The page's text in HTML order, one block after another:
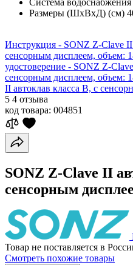
Размеры (ШхВхД) (см)
Инструкция - SONZ Z-Clave II
сенсорным дисплеем, объем:
удостоверение - SONZ Z-
сенсорным дисплеем, объем:
II автоклав класса B, с
5 4 отзыва
код товара: 004851
SONZ Z-Clave II
сенсорным
Товар не поставляется в
Смотреть похожие товары